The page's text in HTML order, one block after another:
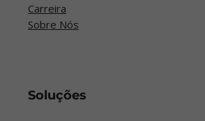
Carreira
Sobre Nós
Soluções